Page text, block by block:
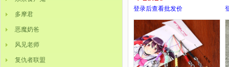
多摩君
恶魔奶爸
风见老师
复仇者联盟
登录后查看批发价